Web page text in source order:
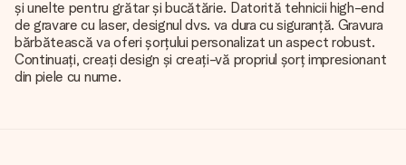
și unelte pentru grătar și bucătărie. Datorită tehnicii high-end
de gravare cu laser, designul dvs. va dura cu siguranță. Gravura
bărbătească va oferi șorțului personalizat un aspect robust.
Continuați, creați design și creați-vă propriul șorț impresionant
din piele cu nume.